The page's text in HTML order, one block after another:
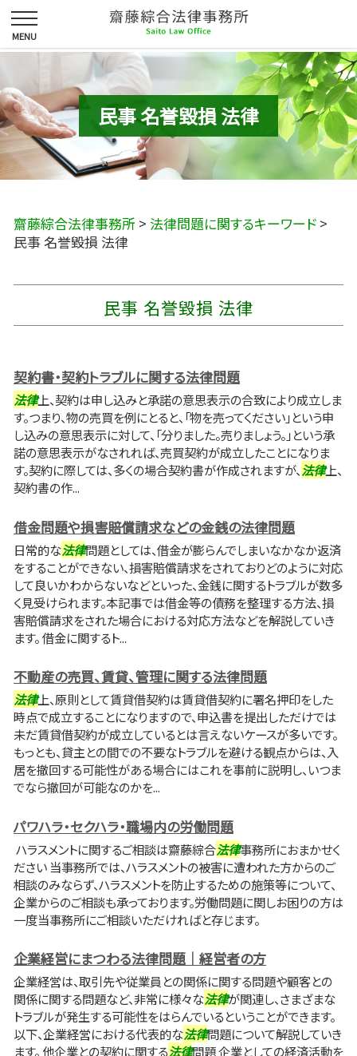
民事 名誉毀損 法律
齋藤綜合法律事務所 > 法律問題に関するキーワード >
民事 名誉毀損 法律
民事 名誉毀損 法律
契約書・契約トラブルに関する法律問題
法律上、契約は申し込みと承諾の意思表示の合致により成立しま
す。つまり、物の売買を例にとると、「物を売ってください」という申
し込みの意思表示に対して、「分りました。売りましょう。」という承
諾の意思表示がなされれば、売買契約が成立したことになりま
す。契約に際しては、多くの場合契約書が作成されますが、法律上、
契約書の作...
借金問題や損害賠償請求などの金銭の法律問題
日常的な法律問題としては、借金が膨らんでしまいなかなか返済
をすることができない、損害賠償請求をされておりどのように対応
して良いかわからないなどといった、金銭に関するトラブルが数多
く見受けられます。本記事では借金等の債務を整理する方法、損
害賠償請求をされた場合における対応方法などを解説していき
ます。 借金に関するト...
不動産の売買、賃貸、管理に関する法律問題
法律上、原則として賃貸借契約は賃貸借契約に署名押印をした
時点で成立することになりますので、申込書を提出しただけでは
未だ賃貸借契約が成立しているとは言えないケースが多いです。
もっとも、貸主との間での不要なトラブルを避ける観点からは、入
居を撤回する可能性がある場合にはこれを事前に説明し、いつま
でなら撤回が可能なのかを...
パワハラ・セクハラ・職場内の労働問題
ハラスメントに関するご相談は齋藤綜合法律事務所におまかせく
ださい 当事務所では、ハラスメントの被害に遭われた方からのご
相談のみならず、ハラスメントを防止するための施策等について、
企業からのご相談も承っております。労働問題に関しお困りの方は
一度当事務所にご相談いただければと存じます。
企業経営にまつわる法律問題｜経営者の方
企業経営は、取引先や従業員との関係に関する問題や顧客との
関係に関する問題など、非常に様々な法律が関連し、さまざまな
トラブルが発生する可能性をはらんでいるということができます。
以下、企業経営における代表的な法律問題について解説していき
ます。 他企業との契約に関する法律問題 企業としての経済活動を